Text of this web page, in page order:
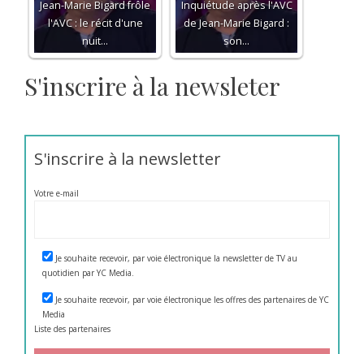
Jean-Marie Bigard frôle
l'AVC : le récit d'une
nuit…
Inquiétude après l'AVC
de Jean-Marie Bigard :
son…
S'inscrire à la newsleter
S'inscrire à la newsletter
Votre e-mail
Je souhaite recevoir, par voie électronique la newsletter de TV au
quotidien par YC Media.
Je souhaite recevoir, par voie électronique les offres des partenaires de YC
Media
Liste des partenaires